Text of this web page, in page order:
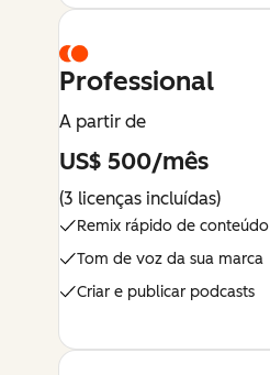
Professional
A partir de
US$ 500/mês
(3 licenças incluídas)
Remix rápido de conteúdo
Tom de voz da sua marca
Criar e publicar podcasts